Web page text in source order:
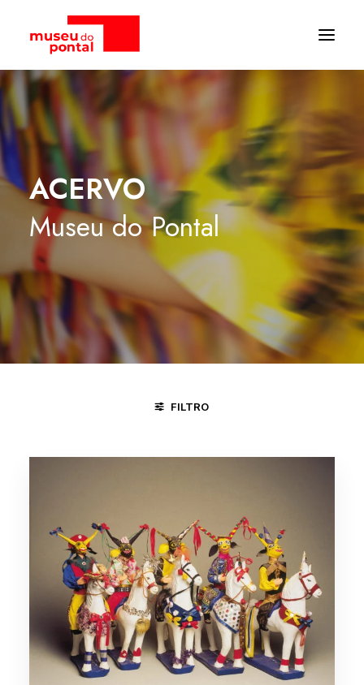
ACERVO
Museu do Pontal
FILTRO